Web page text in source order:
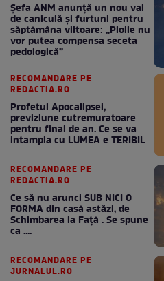
Șefa ANM anunță un nou val
de caniculă și furtuni pentru
săptămâna viitoare: „Ploile nu
vor putea compensa seceta
pedologică”
RECOMANDARE PE
REDACTIA.RO
Profetul Apocalipsei,
previziune cutremuratoare
pentru final de an. Ce se va
intampla cu LUMEA e TERIBIL
RECOMANDARE PE
REDACTIA.RO
Ce să nu arunci SUB NICI O
FORMA din casă astăzi, de
Schimbarea la Față . Se spune
ca ....
RECOMANDARE PE
JURNALUL.RO